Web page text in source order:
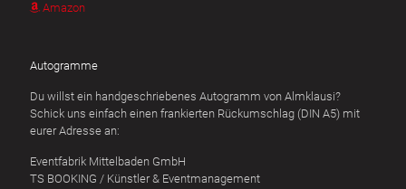
Amazon
Autogramme
Du willst ein handgeschriebenes Autogramm von Almklausi?
Schick uns einfach einen frankierten Rückumschlag (DIN A5) mit
eurer Adresse an:
Eventfabrik Mittelbaden GmbH
TS BOOKING / Künstler & Eventmanagement